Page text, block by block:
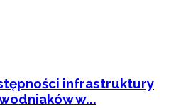
infrastruktury
w...